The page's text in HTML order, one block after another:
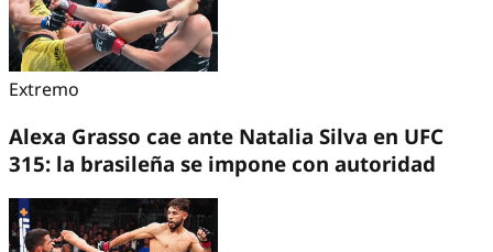
Extremo
Alexa Grasso cae ante Natalia Silva en UFC
315: la brasileña se impone con autoridad